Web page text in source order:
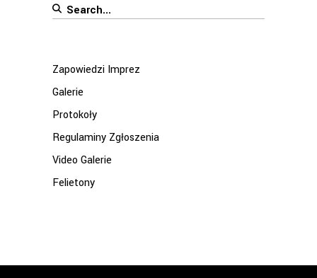
Search
Zapowiedzi Imprez
Galerie
Protokoły
Regulaminy Zgłoszenia
Video Galerie
Felietony